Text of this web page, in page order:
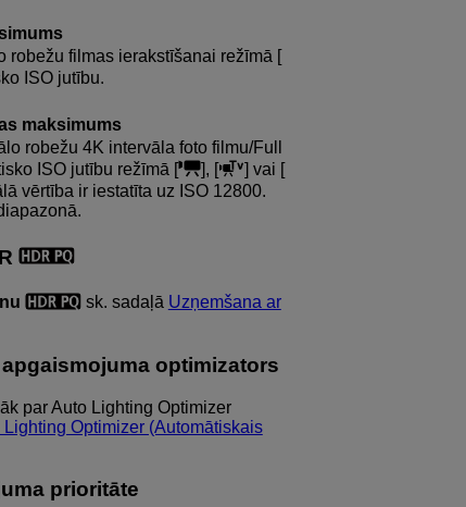
robežu filmas ierakstīšanai režīmā [
ISO jutību.
maksimums
robežu 4K intervāla foto filmu/Full
ISO jutību režīmā [
], [
] vai [
vērtība ir iestatīta uz ISO 12800.
sk. sadaļā Uzņemšana ar
optimizators
par Auto Lighting Optimizer
Lighting Optimizer (Automātiskais
prioritāte